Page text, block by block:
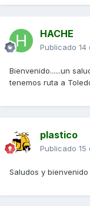
HACHE
Publicado 14
Bienvenido......un
tenemos ruta a
plastico
Publicado 15
Saludos y bienvenido